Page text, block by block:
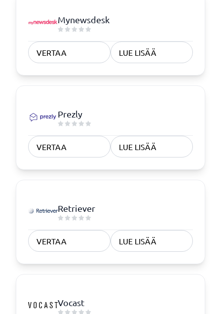
Mynewsdesk
VERTAA LUE LISÄÄ
Prezly
VERTAA LUE LISÄÄ
Retriever
VERTAA LUE LISÄÄ
Vocast